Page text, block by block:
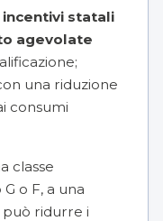
incentivi statali
agevolate
una riduzione
consumi
classe
o F, a una
può ridurre i